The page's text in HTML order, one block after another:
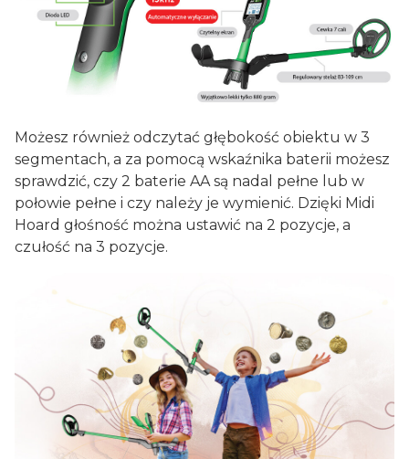
Możesz również odczytać głębokość obiektu w 3
segmentach, a za pomocą wskaźnika baterii możesz
sprawdzić, czy 2 baterie AA są nadal pełne lub w
połowie pełne i czy należy je wymienić. Dzięki Midi
Hoard głośność można ustawić na 2 pozycje, a
czułość na 3 pozycje.